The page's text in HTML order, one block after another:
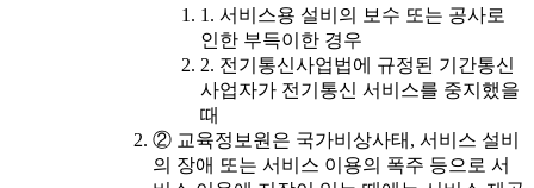
1. 서비스용 설비의 보수 또는 공사로
인한 부득이한 경우
2. 전기통신사업법에 규정된 기간통신
사업자가 전기통신 서비스를 중지했을
때
② 교육정보원은 국가비상사태, 서비스 설비
의 장애 또는 서비스 이용의 폭주 등으로 서